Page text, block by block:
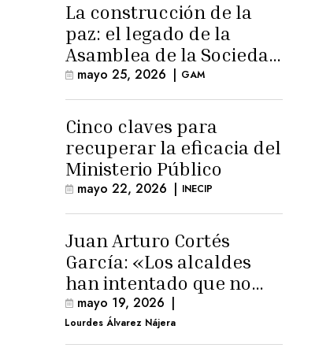
La construcción de la
paz: el legado de la
Asamblea de la Sociedad
Civil
mayo 25, 2026 | GAM
Cinco claves para
recuperar la eficacia del
Ministerio Público
mayo 22, 2026 | INECIP
Juan Arturo Cortés
García: «Los alcaldes
han intentado que no
exista el terreno
comunal»
mayo 19, 2026 |
Lourdes Álvarez Nájera